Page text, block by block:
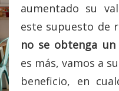
aumentado su
este supuesto de
no se obtenga un
es más, vamos a
beneficio, en